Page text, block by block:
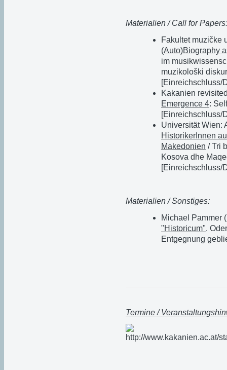
Materialien / Call for Papers:
Fakultet muzičke
(Auto)Biography
im
muzikološki
[Einreichschluss/
Kakanien
Emergence 4:
[Einreichschluss/
Universität Wien:
HistorikerInnen
Makedonien / Tri
Kosova dhe
[Einreichschluss/
Materialien / Sonstiges:
Michael Pammer
"Historicum".
Entgegnung
Termine /